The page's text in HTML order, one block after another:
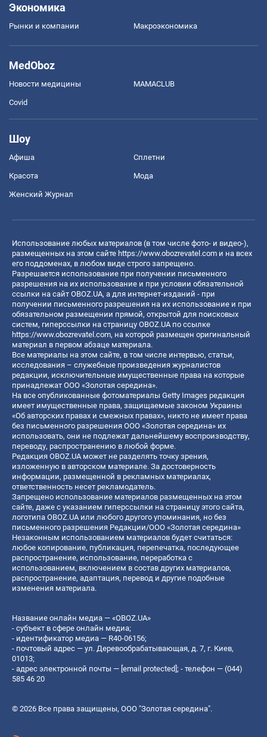
Экономика
Рынки и компании Mакроэкономика
MedOboz
Новости медицины MAMACLUB
Covid
Шоу
Афиша Сплетни
Красота Мода
Женский Журнал
Использование любых материалов (в том числе фото- и видео-),
размещенных на этом сайте https://www.obozrevatel.com и на всех
его поддоменах, в любом виде строго запрещено.
Разрешается использование при получении письменного
разрешения на их использование и при условии обязательной
ссылки на сайт OBOZ.UA, а для интернет-изданий - при
получении письменного разрешения на их использование и при
обязательном размещении прямой, открытой для поисковых
систем, гиперссылки на страницу OBOZ.UA по ссылке
https://www.obozrevatel.com, на которой размещен оригинальный
материал в первом абзаце материала.
Все материалы на этом сайте, в том числе интервью, статьи,
исследования – служебные произведения журналистов
редакции, исключительные имущественные права на которые
принадлежат ООО «Золотая середина».
На все опубликованные фотоматериалы Getty Images редакция
имеет имущественные права, защищаемые законом Украины
«Об авторских правах и смежных правах», никто не имеет права
без письменного разрешения ООО «Золотая середина» их
использовать, они не подлежат дальнейшему воспроизводству,
переводу, распространению в любой форме.
Редакция OBOZ.UA может не разделять точку зрения,
изложенную в авторском материале. За достоверность
информации, размещенной в рекламных материалах,
ответственность несет рекламодатель.
Запрещено использование материалов размещенных на этом
сайте, даже с указанием гиперссылки на страницу этого сайта,
логотипа OBOZ.UA или любого другого упоминания, но без
письменного разрешения Редакции/ООО «Золотая середина»
Незаконным использованием материалов будет считаться:
любое копирование, публикация, перепечатка, последующее
распространение, использование, переработка с
использованием, включением в состав других материалов,
распространение, адаптация, перевод и другие подобные
изменения материала.
Название онлайн медиа — «OBOZ.UA»
- субъект в сфере онлайн медиа;
- идентификатор медиа — R40-06156;
- почтовый адрес — ул. Деревообрабатывающая, д. 7, г. Киев,
01013;
- адрес электронной почты — [email protected] ; - телефон — (044)
585 46 20
© 2026 Все права защищены, ООО "Золотая середина".